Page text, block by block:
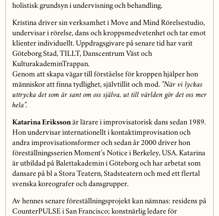
holistisk grundsyn i undervisning och behandling.
Kristina driver sin verksamhet i Move and Mind Rörelsestudio,
undervisar i rörelse, dans och kroppsmedvetenhet och tar emot
klienter individuellt. Uppdragsgivare på senare tid har varit
Göteborg Stad, TILLT, Danscentrum Väst och
KulturakademinTrappan.
Genom att skapa vägar till förståelse för kroppen hjälper hon
människor att finna tydlighet, självtillit och mod. ”När vi lyckas
uttrycka det som är sant om oss själva, ut till världen gör det oss mer
hela”.
Katarina Erikssonär lärare i improvisatorisk dans sedan 1989.
Hon undervisar internationellt i kontaktimprovisation och
andra improvisationsformer och sedan år 2000 driver hon
föreställningsserien Moment’s Notice i Berkeley, USA. Katarina
är utbildad på Balettakademin i Göteborg och har arbetat som
dansare på bl a Stora Teatern, Stadsteatern och med ett flertal
svenska koreografer och dansgrupper.
Av hennes senare föreställningsprojekt kan nämnas: residens på
CounterPULSE i San Francisco; konstnärlig ledare för